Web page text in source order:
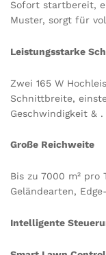
Sofort startbereit,
Muster, sorgt für
Leistungsstarke
Zwei 165 W
Schnittbreite,
Geschwindigkeit & .
Große Reichweite
Bis zu 7000 m² pro
Geländearten,
Intelligente